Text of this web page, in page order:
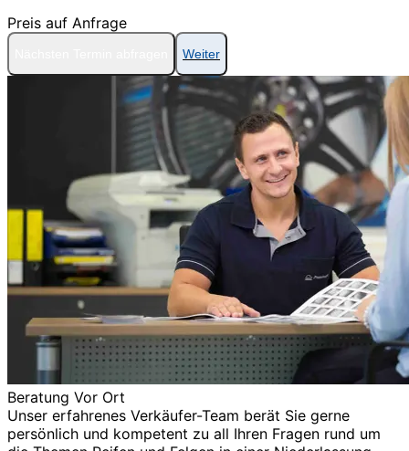
Preis auf Anfrage
Weiter
Beratung Vor Ort
Unser erfahrenes Verkäufer-Team berät Sie gerne
persönlich und kompetent zu all Ihren Fragen rund um